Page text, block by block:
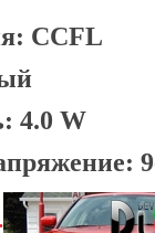
CCFL
4.0 W